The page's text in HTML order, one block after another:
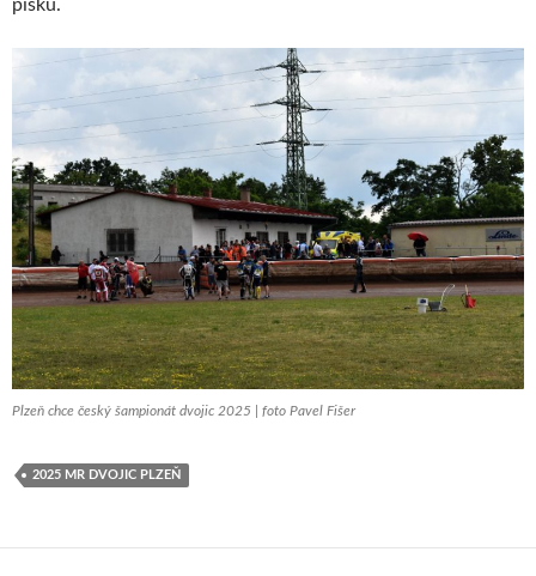
písku.
Plzeň chce český šampionát dvojic 2025 | foto Pavel Fišer
2025 MR DVOJIC PLZEŇ